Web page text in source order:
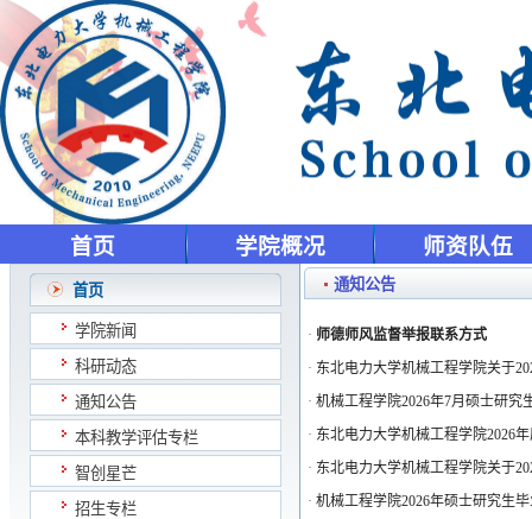
首页 学院概况 师资队伍
首页
学院新闻
科研动态
通知公告
本科教学评估专栏
智创星芒
招生专栏
通知公告
· 师德师风监督举报联系方式
· 东北电力大学机械工程学院关于
· 机械工程学院2026年7月硕士研究
· 东北电力大学机械工程学院2026
· 东北电力大学机械工程学院关于
· 机械工程学院2026年硕士研究生